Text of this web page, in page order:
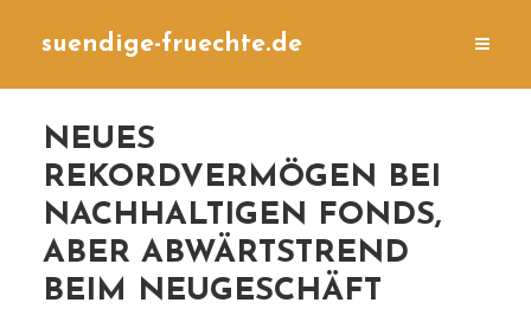
suendige-fruechte.de
NEUES
REKORDVERMÖGEN BEI
NACHHALTIGEN FONDS,
ABER ABWÄRTSTREND
BEIM NEUGESCHÄFT